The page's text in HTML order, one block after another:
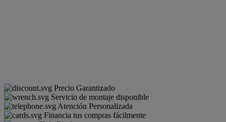
Precio Garantizado
Servicio de montaje disponible
Atención Personalizada
Financia tus compras fácilmente